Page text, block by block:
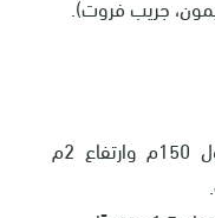
هدم وتخريب سياج معدني بطول 150م وارتفاع 2م